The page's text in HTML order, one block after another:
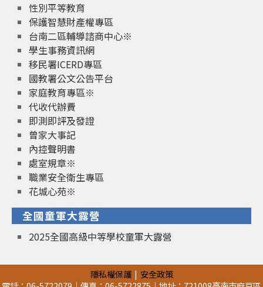
性別平等教育
保護智慧財產權專區
台南二區輔導諮商中心※
學生事務資訊網
移民署ICERD專區
國教署公文公告平台
家庭教育專區※
代收代辦費
即測即評及發證
曾家大事記
內控聲明書
處室規章※
職業安全衛生專區
花城心苑※
全國童軍大露營
2025全國高級中等學校童軍大露營
隱私權保護
安全政策